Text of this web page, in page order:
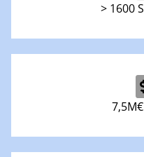
> 1600